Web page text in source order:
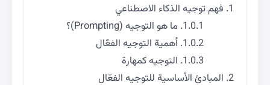
فهم توجيه الذكاء الاصطناعي
ما هو التوجيه (Prompting)؟
أهمية التوجيه الفعّال
التوجيه كمهارة
المبادئ الأساسية للتوجيه الفعّال